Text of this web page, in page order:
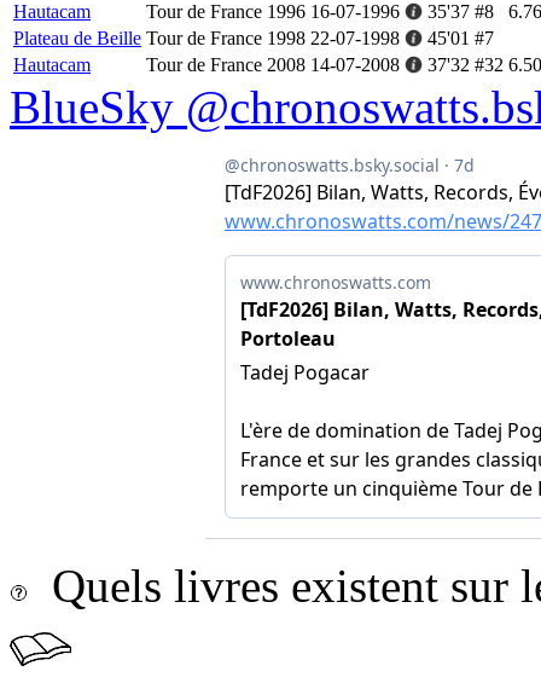
Hautacam Tour de France 1996 16-07-1996 35'37 #8
6.76
Plateau de Beille Tour de France 1998 22-07-1998 45'01 #7
Hautacam
Tour de France 2008 14-07-2008 37'32 #32 6.50
BlueSky
Quels livres existent sur